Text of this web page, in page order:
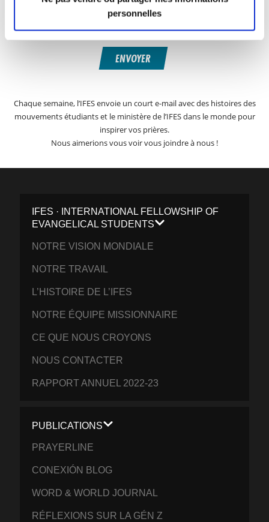
personnelles
ENVOYER
Chaque semaine, l’IFES envoie un court e-mail avec des histoires des
mouvements étudiants et le ministère de l’IFES dans le monde pour
inspirer vos prières.
Nous aimerions vous voir vous joindre à nous !
IFES · INTERNATIONAL FELLOWSHIP OF
EVANGELICAL STUDENTS
NOTRE VISION MONDIALE
NOTRE TRAVAIL
L’HISTOIRE DE L’IFES
NOTRE ÉQUIPE MISSIONNAIRE
CE QUE NOUS CROYONS
NOUS CONTACTER
RAPPORT ANNUEL 2022-23
PUBLICATIONS
PRAYERLINE
CONEXIÓN BLOG
WORD & WORLD JOURNAL
RÉFLEXIONS SUR LA GÉN Z